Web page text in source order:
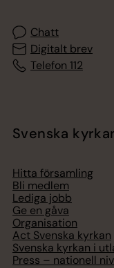
Chatt
Digitalt brev
Telefon 112
Svenska
Hitta församling
Bli medlem
Lediga jobb
Ge en gåva
Organisation
Act Svenska kyrkan
Svenska kyrkan i
Press – nationell